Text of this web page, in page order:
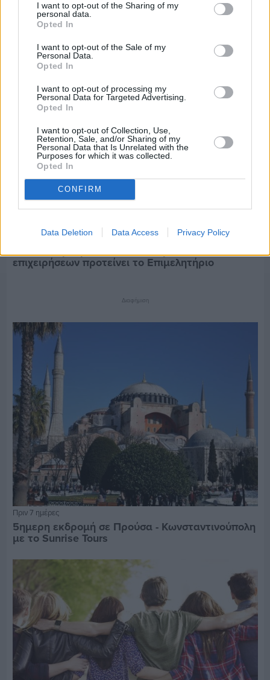
I want to opt-out of the Sharing of my
personal data.
Opted In
I want to opt-out of the Sale of my
Personal Data.
Opted In
I want to opt-out of processing my
Personal Data for Targeted Advertising.
Opted In
I want to opt-out of Collection, Use,
Retention, Sale, and/or Sharing of my
Personal Data that Is Unrelated with the
Purposes for which it was collected.
Opted In
CONFIRM
Data Deletion Data Access Privacy Policy
Εργασίες ασφαλτόστρωσης σε τρεις οδούς του
Βαρβασίου
Πριν 7 ημέρες
Διακοπές ρεύματος: Συνασπισμό των
επιχειρήσεων προτείνει το Επιμελητήριο
Διαφήμιση
Πριν 7 ημέρες
5ημερη εκδρομή σε Προύσα - Κωνσταντινούπολη
με το Sunrise Tours